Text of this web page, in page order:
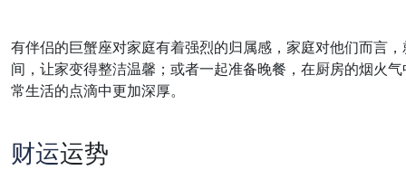
有伴侣的巨蟹座对家庭有着强烈的归属感，家庭对他们而言
间，让家变得整洁温馨；或者一起准备晚餐，在厨房的烟火
常生活的点滴中更加深厚。
财运运势